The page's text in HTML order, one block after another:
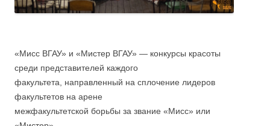
«Мисс ВГАУ» и «Мистер ВГАУ» — конкурсы красоты
среди представителей каждого
факультета, направленный на сплочение лидеров
факультетов на арене
межфакультетской борьбы за звание «Мисс» или